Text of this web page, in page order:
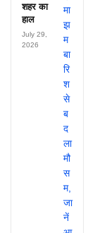
शहर का
हाल
July 29,
2026